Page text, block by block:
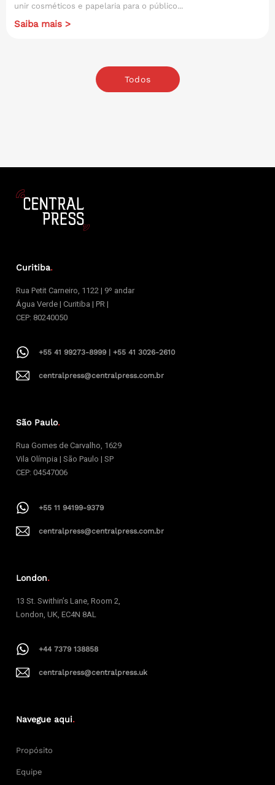
unir cosméticos e papelaria para o público...
Saiba mais >
Todos
Curitiba.
Rua Petit Carneiro, 1122 | 9º andar
Água Verde | Curitiba | PR |
CEP: 80240050
+55 41 99273-8999 | +55 41 3026-2610
centralpress@centralpress.com.br
São Paulo.
Rua Gomes de Carvalho, 1629
Vila Olímpia | São Paulo | SP
CEP: 04547006
+55 11 94199-9379
centralpress@centralpress.com.br
London.
13 St. Swithin’s Lane, Room 2,
London, UK, EC4N 8AL
+44 7379 138858
centralpress@centralpress.uk
Navegue aqui.
Propósito
Equipe